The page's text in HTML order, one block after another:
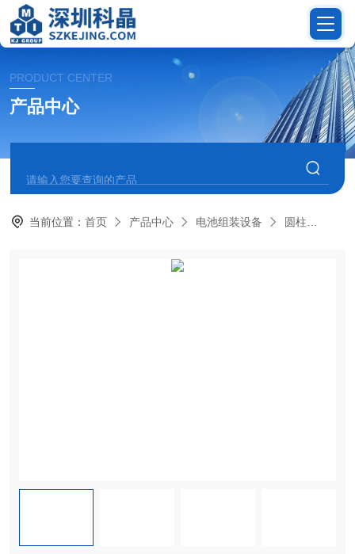
PRODUCT CENTER
产品中心
当前位置：首页 产品中心 电池组装设备 圆柱